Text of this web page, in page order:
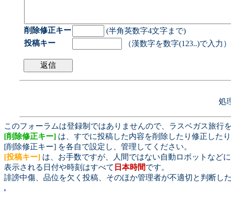
削除修正キー
(半角英数字4文字まで)
投稿キー
（漢数字を数字(123..)で入力）
処
このフォーラムは登録制ではありませんので、ラスベガス旅行
[削除修正キー] は、すでに投稿した内容を削除したり修正した
[削除修正キー] を各自で設定し、管理してください。
[投稿キー] は、お手数ですが、人間ではない自動ロボットなど
表示される日付や時刻はすべて 日本時間です。
誹謗中傷、品位を欠く投稿、そのほか管理者が不適切と判断し
.